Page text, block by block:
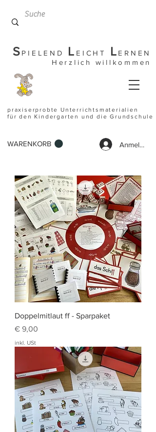
S PIELEND L EICHT L ERNEN
Herzlich willkommen
praxiserprobte Unterrichtsmaterialien
für den Kindergarten und die Grundschule
WARENKORB Anmelden
Doppelmitlaut ff - Sparpaket
Preis
€ 9,00
inkl. USt